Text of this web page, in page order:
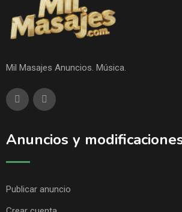
Mil Masajes Anuncios. Música.
Anuncios y
Publicar anuncio